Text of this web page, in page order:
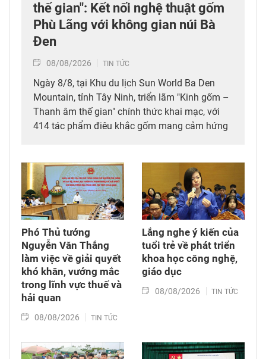
thế gian": Kết nối nghệ thuật gốm
Phù Lãng với không gian núi Bà
Đen
08/08/2026 TIN TỨC
Ngày 8/8, tại Khu du lịch Sun World Ba Den
Mountain, tỉnh Tây Ninh, triển lãm "Kinh gốm –
Thanh âm thế gian" chính thức khai mạc, với
414 tác phẩm điêu khắc gốm mang cảm hứng
Ninh, các nghệ nhân làng nghề Phù Lãng (tỉnh
Bắc Ninh) và đông đảo du khách trong, ngoài
nước.
Phó Thủ tướng
Nguyễn Văn Thắng
làm việc về giải quyết
khó khăn, vướng mắc
trong lĩnh vực thuế và
hải quan
08/08/2026 TIN TỨC
Lắng nghe ý kiến của
tuổi trẻ về phát triển
khoa học công nghệ,
giáo dục
08/08/2026 TIN TỨC